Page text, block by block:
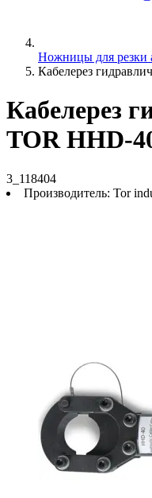
Ножницы для резки
Кабелерез
Кабелерез
TOR HHD-
3_118404
Производитель: Tor